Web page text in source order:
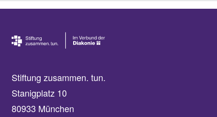
Stiftung zusammen. tun.
Stanigplatz 10
80933 München